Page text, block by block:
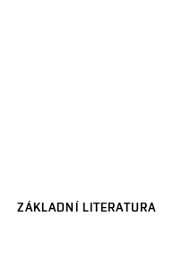
ZÁKLADNÍ LITERATURA